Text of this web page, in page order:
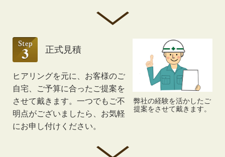
弊社の経験を活かしたご
提案をさせて戴きます。
正式見積
ヒアリングを元に、お客様のご
自宅、ご予算に合ったご提案を
させて戴きます。一つでもご不
明点がございましたら、お気軽
にお申し付けください。